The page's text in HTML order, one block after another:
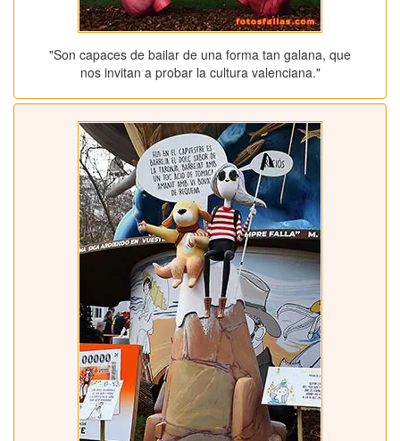
"Son capaces de bailar de una forma tan galana, que
nos invitan a probar la cultura valenciana."